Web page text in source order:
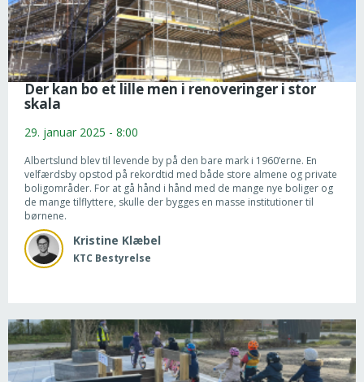
Der kan bo et lille men i renoveringer i stor
skala
29. januar 2025 - 8:00
Albertslund blev til levende by på den bare mark i 1960’erne. En
velfærdsby opstod på rekordtid med både store almene og private
boligområder. For at gå hånd i hånd med de mange nye boliger og
de mange tilflyttere, skulle der bygges en masse institutioner til
børnene.
Kristine Klæbel
KTC Bestyrelse